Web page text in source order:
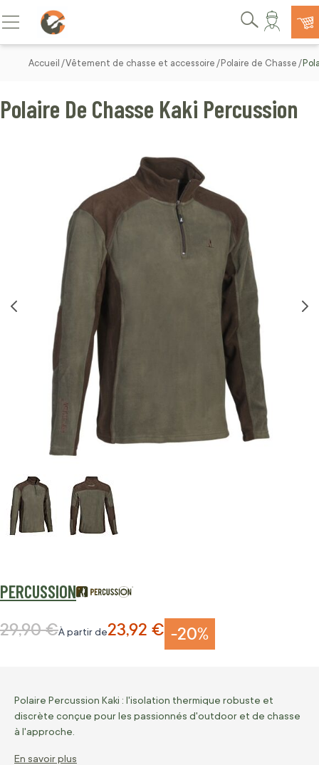
Allez au contenu
Basculer la navigation
Rechercher
Accueil Vêtement de chasse et accessoire Polaire de Chasse
PERCUSSION
Polaire De Chasse Kaki Percussion
-20%
À partir de23,92 €
Prix normal
29,90 €
Polaire Percussion Kaki : l'isolation thermique robuste et
discrète conçue pour les passionnés d'outdoor et de chasse
à l'approche.
En savoir plus